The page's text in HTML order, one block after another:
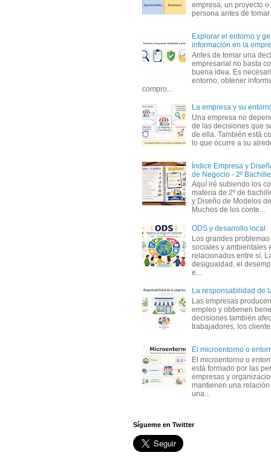
empresa, un proyecto
persona antes de
Explorar el entorno y
información en la
Antes de tomar una
empresarial no basta
buena idea. Es
entorno, obtener
compro...
La empresa y su
Una empresa no
de las decisiones que
de ella. También está
lo que ocurre a su
Índice Empresa y
de Negocio - 2º
Aquí iré subiendo los
materia de 2º de
y Diseño de Modelos
Muchos de los conte...
ODS y desarrollo local
Los grandes
sociales y ambientales
relacionados entre sí.
desigualdad, el
e...
La responsabilidad de
Las empresas
empleo y obtienen
decisiones también
trabajadores, los
El microentorno o
El microentorno o
está formado por las
empresas y
mantienen una
una...
Sígueme en Twitter